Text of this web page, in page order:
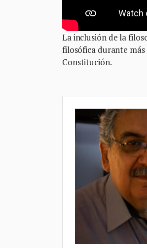
La inclusión de la
filosófica durante más
Constitución.